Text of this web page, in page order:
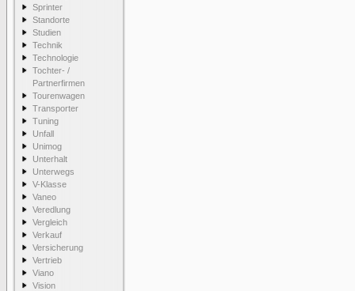
Sprinter
Standorte
Studien
Technik
Technologie
Tochter- /
Partnerfirmen
Tourenwagen
Transporter
Tuning
Unfall
Unimog
Unterhalt
Unterwegs
V-Klasse
Vaneo
Veredlung
Vergleich
Verkauf
Versicherung
Vertrieb
Viano
Vision